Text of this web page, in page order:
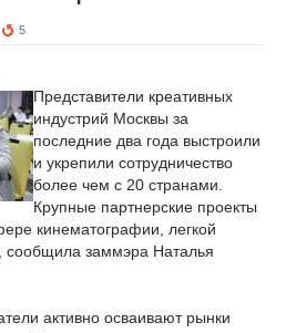
5
Представители креативных
индустрий Москвы за
последние два года выстроили
и укрепили сотрудничество
более чем с 20 странами.
Крупные партнерские проекты
кинематографии, легкой
заммэра Наталья
активно осваивают рынки